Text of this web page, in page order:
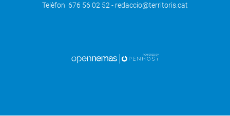
Telèfon 676 56 02 52 - redaccio@territoris.cat